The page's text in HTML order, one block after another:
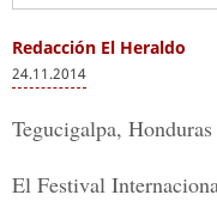
Redacción El Heraldo
24.11.2014
Tegucigalpa, Honduras
El Festival